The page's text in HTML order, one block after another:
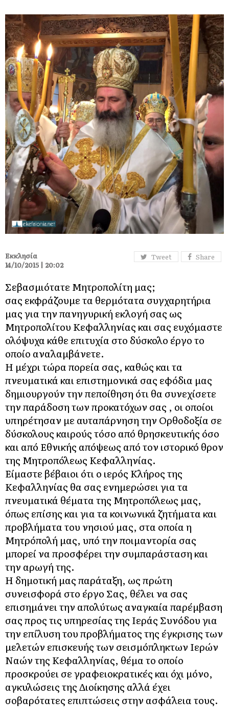
Tweet Share
Εκκλησία
14/10/2015 | 20:02
Σεβασμιότατε Μητροπολίτη μας;
σας εκφράζουμε τα θερμότατα συγχαρητήρια
μας για την πανηγυρική εκλογή σας ως
Μητροπολίτου Κεφαλληνίας και σας ευχόμαστε
ολόψυχα κάθε επιτυχία στο δύσκολο έργο το
οποίο αναλαμβάνετε.
Η μέχρι τώρα πορεία σας, καθώς και τα
πνευματικά και επιστημονικά σας εφόδια μας
δημιουργούν την πεποίθηση ότι θα συνεχίσετε
την παράδοση των προκατόχων σας , οι οποίοι
υπηρέτησαν με αυταπάρνηση την Ορθοδοξία σε
δύσκολους καιρούς τόσο από θρησκευτικής όσο
και από Εθνικής απόψεως από τον ιστορικό θρον
της Μητροπόλεως Κεφαλληνίας.
Είμαστε βέβαιοι ότι ο ιερός Κλήρος της
Κεφαλληνίας θα σας ενημερώσει για τα
πνευματικά θέματα της Μητροπόλεως μας,
όπως επίσης και για τα κοινωνικά ζητήματα και
προβλήματα του νησιού μας, στα οποία η
Μητρόπολή μας, υπό την ποιμαντορία σας
μπορεί να προσφέρει την συμπαράσταση και
την αρωγή της.
Η δημοτική μας παράταξη, ως πρώτη
συνεισφορά στο έργο Σας, θέλει να σας
επισημάνει την απολύτως αναγκαία παρέμβαση
σας προς τις υπηρεσίας της Ιεράς Συνόδου για
την επίλυση του προβλήματος της έγκρισης των
μελετών επισκευής των σεισμόπληκτων Ιερών
Ναών της Κεφαλληνίας, θέμα το οποίο
προσκρούει σε γραφειοκρατικές και όχι μόνο,
αγκυλώσεις της Διοίκησης αλλά έχει
σοβαρότατες επιπτώσεις στην ασφάλεια τους.